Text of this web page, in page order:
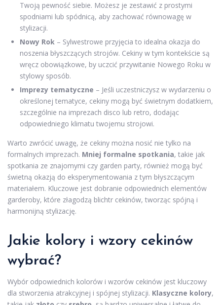
Twoją pewność siebie. Możesz je zestawić z prostymi
spodniami lub spódnicą, aby zachować równowagę w
stylizacji.
Nowy Rok – Sylwestrowe przyjęcia to idealna okazja do
noszenia błyszczących strojów. Cekiny w tym kontekście są
wręcz obowiązkowe, by uczcić przywitanie Nowego Roku w
stylowy sposób.
Imprezy tematyczne – Jeśli uczestniczysz w wydarzeniu o
określonej tematyce, cekiny mogą być świetnym dodatkiem,
szczególnie na imprezach disco lub retro, dodając
odpowiedniego klimatu twojemu strojowi.
Warto zwrócić uwagę, że cekiny można nosić nie tylko na
formalnych imprezach. Mniej formalne spotkania, takie jak
spotkania ze znajomymi czy garden party, również mogą być
świetną okazją do eksperymentowania z tym błyszczącym
materiałem. Kluczowe jest dobranie odpowiednich elementów
garderoby, które złagodzą blichtr cekinów, tworząc spójną i
harmonijną stylizację.
Jakie kolory i wzory cekinów
wybrać?
Wybór odpowiednich kolorów i wzorów cekinów jest kluczowy
dla stworzenia atrakcyjnej i spójnej stylizacji. Klasyczne kolory,